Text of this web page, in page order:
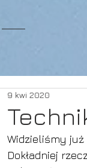
9 kwi 2020
Widzieliśmy już
Dokładniej